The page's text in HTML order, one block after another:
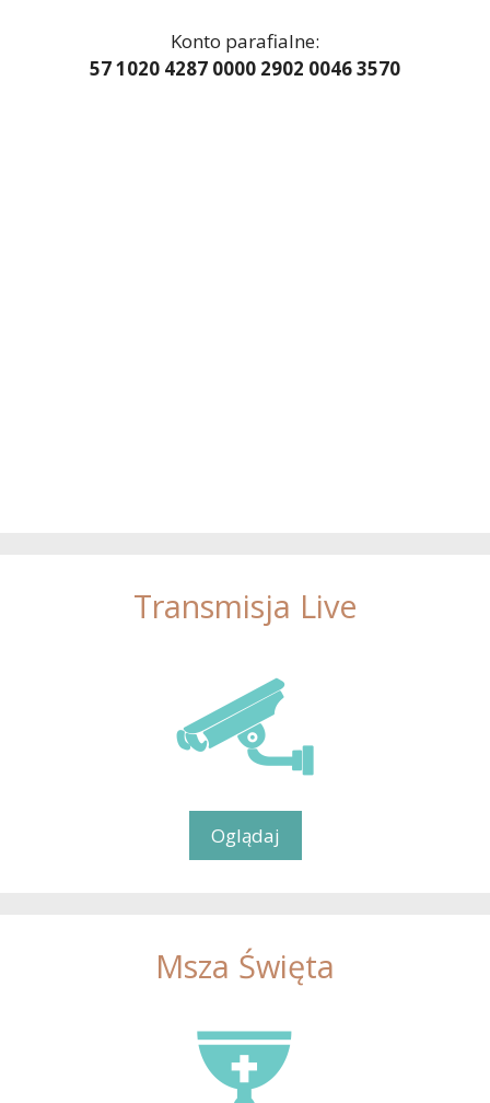
Konto parafialne:
57 1020 4287 0000 2902 0046 3570
Transmisja Live
Oglądaj
Msza Święta